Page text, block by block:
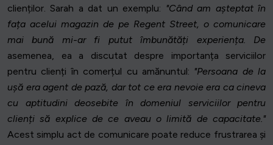
clienților. Sarah a dat un exemplu: "Când am așteptat în
fața acelui magazin de pe Regent Street, o comunicare
mai bună mi-ar fi putut îmbunătăți experiența. De
asemenea, ea a discutat despre importanța serviciilor
pentru clienți în comerțul cu amănuntul: "Persoana de la
ușă era agent de pază, dar tot ce era nevoie era ca cineva
cu aptitudini deosebite în domeniul serviciilor pentru
clienți să explice de ce aveau o limită de capacitate."
Acest simplu act de comunicare poate reduce frustrarea și